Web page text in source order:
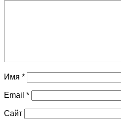
Имя *
Email *
Сайт